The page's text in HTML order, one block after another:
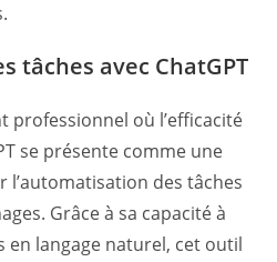
tâches avec ChatGPT
professionnel où l’efficacité
se présente comme une
des tâches
Grâce à sa capacité à
langage naturel, cet outil